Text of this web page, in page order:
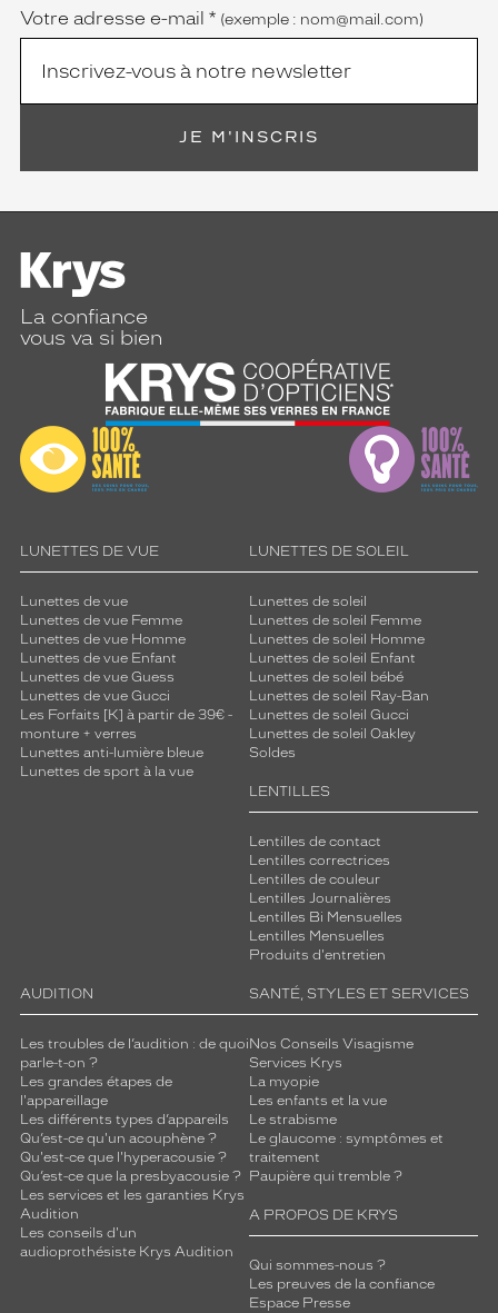
Votre adresse e-mail * (exemple : nom@mail.com)
JE M'INSCRIS
La confiance
vous va si bien
LUNETTES DE VUE
Lunettes de vue
Lunettes de vue Femme
Lunettes de vue Homme
Lunettes de vue Enfant
Lunettes de vue Guess
Lunettes de vue Gucci
Les Forfaits [K] à partir de 39€ -
monture + verres
Lunettes anti-lumière bleue
Lunettes de sport à la vue
LUNETTES DE SOLEIL
Lunettes de soleil
Lunettes de soleil Femme
Lunettes de soleil Homme
Lunettes de soleil Enfant
Lunettes de soleil bébé
Lunettes de soleil Ray-Ban
Lunettes de soleil Gucci
Lunettes de soleil Oakley
Soldes
LENTILLES
Lentilles de contact
Lentilles correctrices
Lentilles de couleur
Lentilles Journalières
Lentilles Bi Mensuelles
Lentilles Mensuelles
Produits d'entretien
AUDITION
Les troubles de l’audition : de quoi
parle-t-on ?
Les grandes étapes de
l'appareillage
Les différents types d’appareils
Qu’est-ce qu'un acouphène ?
Qu'est-ce que l'hyperacousie ?
Qu’est-ce que la presbyacousie ?
Les services et les garanties Krys
Audition
Les conseils d'un
audioprothésiste Krys Audition
SANTÉ, STYLES ET SERVICES
Nos Conseils Visagisme
Services Krys
La myopie
Les enfants et la vue
Le strabisme
Le glaucome : symptômes et
traitement
Paupière qui tremble ?
A PROPOS DE KRYS
Qui sommes-nous ?
Les preuves de la confiance
Espace Presse